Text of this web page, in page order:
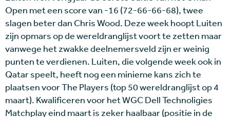
Open met een score van -16 (72-66-66-68), twee
slagen beter dan Chris Wood. Deze week hoopt Luiten
zijn opmars op de wereldranglijst voort te zetten maar
vanwege het zwakke deelnemersveld zijn er weinig
punten te verdienen. Luiten, die volgende week ook in
Qatar speelt, heeft nog een minieme kans zich te
plaatsen voor The Players (top 50 wereldranglijst op 4
maart). Kwalificeren voor het WGC Dell Technoligies
Matchplay eind maart is zeker haalbaar (positie in de